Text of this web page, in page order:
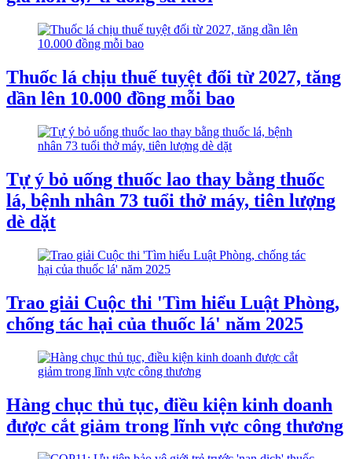
Thuốc lá chịu thuế tuyệt đối từ 2027, tăng
dần lên 10.000 đồng mỗi bao
Tự ý bỏ uống thuốc lao thay bằng thuốc
lá, bệnh nhân 73 tuổi thở máy, tiên lượng
dè dặt
Trao giải Cuộc thi 'Tìm hiểu Luật Phòng,
chống tác hại của thuốc lá' năm 2025
Hàng chục thủ tục, điều kiện kinh doanh
được cắt giảm trong lĩnh vực công thương